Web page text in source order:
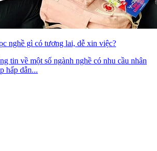
nghề gì có tương lai, dễ xin việc?
tin về một số ngành nghề có nhu cầu nhân
hấp dẫn...